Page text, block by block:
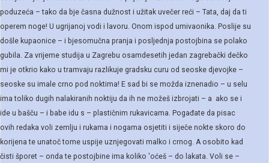
poduzeća – tako da bje časna dužnost i užitak uvečer reći – Tata, daj da ti
operem noge! U ugrijanoj vodi i lavoru. Onom ispod umivaonika. Poslije su
došle kupaonice – i bjesomučna pranja i posljednja postojbina se polako
gubila. Za vrijeme studija u Zagrebu osamdesetih jedan zagrebački dečko
mi je otkrio kako u tramvaju razlikuje gradsku curu od seoske djevojke –
seoske su imale crno pod noktima! E sad bi se možda iznenadio – u selu
ima toliko dugih nalakiranih noktiju da ih ne možeš izbrojati – a ako se i
ide u bašču – i babe idu s – plastičnim rukavicama. Pogađate da pisac
ovih redaka voli zemlju i rukama i nogama osjetiti i siječe nokte skoro do
korijena te unatoč tome uspije uznjegovati malko i crnog. A osobito kad
čisti šporet – onda te postojbine ima koliko 'oćeš – do lakata. Voli se –